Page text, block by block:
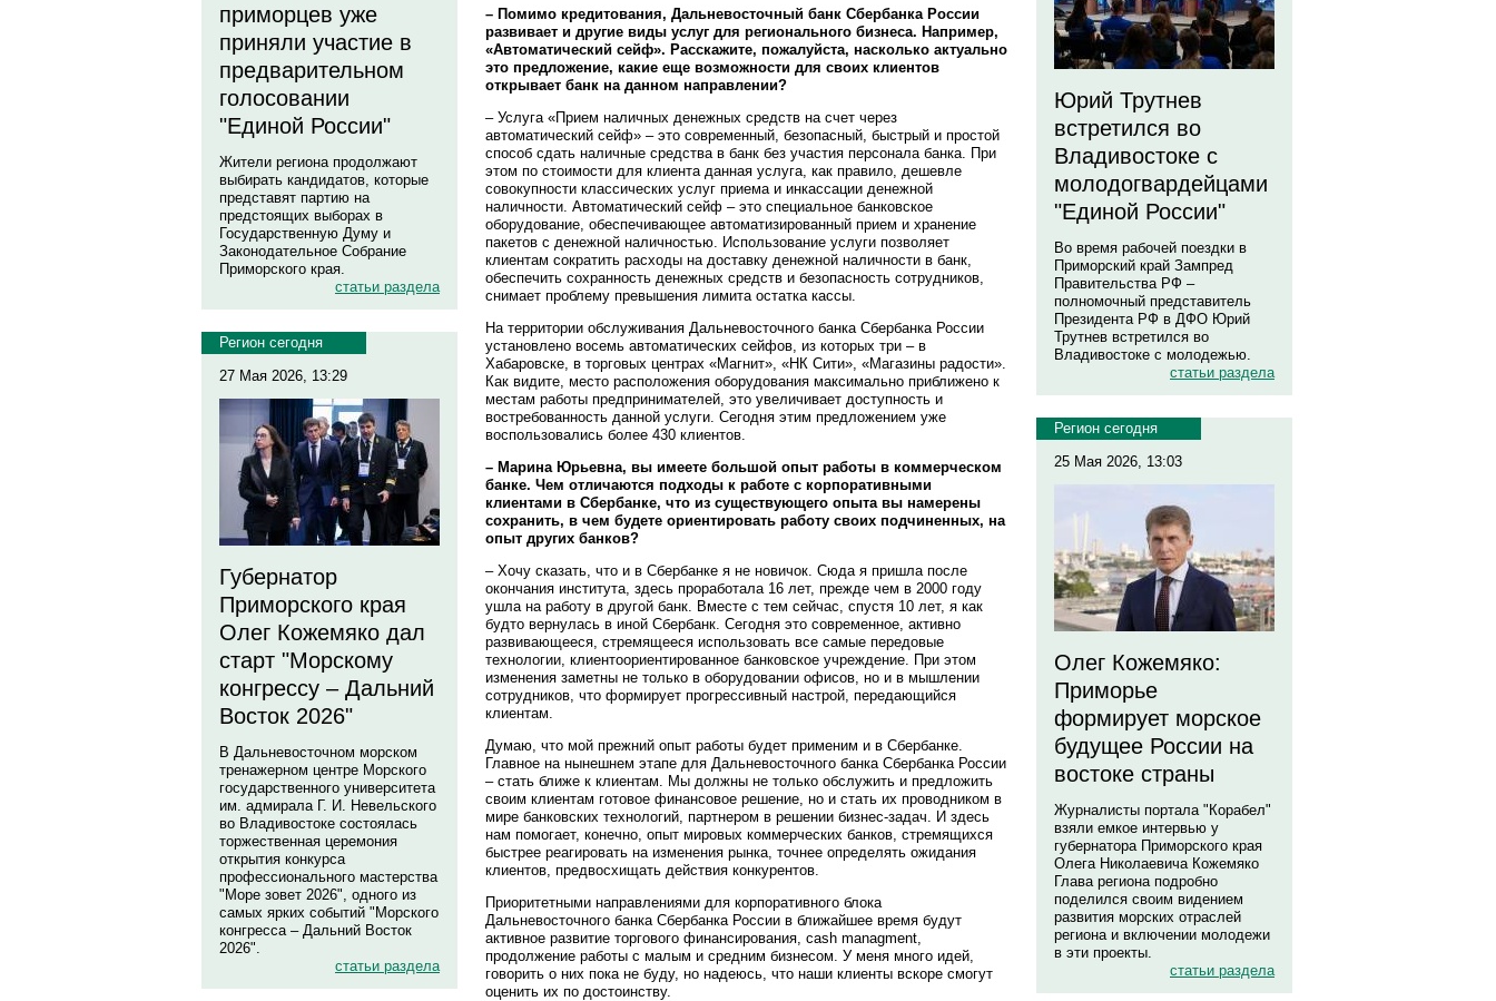
приморцев уже
приняли участие в
предварительном
голосовании
"Единой России"
Жители региона продолжают
выбирать кандидатов, которые
представят партию на
предстоящих выборах в
Государственную Думу и
Законодательное Собрание
Приморского края.
статьи раздела
Регион сегодня
27 Мая 2026, 13:29
Губернатор
Приморского края
Олег Кожемяко дал
старт "Морскому
конгрессу – Дальний
Восток 2026"
В Дальневосточном морском
тренажерном центре Морского
государственного университета
им. адмирала Г. И. Невельского
во Владивостоке состоялась
торжественная церемония
открытия конкурса
профессионального мастерства
"Море зовет 2026", одного из
самых ярких событий "Морского
конгресса – Дальний Восток
2026".
статьи раздела
– Помимо кредитования, Дальневосточный банк Сбербанка России
развивает и другие виды услуг для регионального бизнеса. Например,
«Автоматический сейф». Расскажите, пожалуйста, насколько актуально
это предложение, какие еще возможности для своих клиентов
открывает банк на данном направлении?
– Услуга «Прием наличных денежных средств на счет через
автоматический сейф» – это современный, безопасный, быстрый и простой
способ сдать наличные средства в банк без участия персонала банка. При
этом по стоимости для клиента данная услуга, как правило, дешевле
совокупности классических услуг приема и инкассации денежной
наличности. Автоматический сейф – это специальное банковское
оборудование, обеспечивающее автоматизированный прием и хранение
пакетов с денежной наличностью. Использование услуги позволяет
клиентам сократить расходы на доставку денежной наличности в банк,
обеспечить сохранность денежных средств и безопасность сотрудников,
снимает проблему превышения лимита остатка кассы.
На территории обслуживания Дальневосточного банка Сбербанка России
установлено восемь автоматических сейфов, из которых три – в
Хабаровске, в торговых центрах «Магнит», «НК Сити», «Магазины радости».
Как видите, место расположения оборудования максимально приближено к
местам работы предпринимателей, это увеличивает доступность и
востребованность данной услуги. Сегодня этим предложением уже
воспользовались более 430 клиентов.
– Марина Юрьевна, вы имеете большой опыт работы в коммерческом
банке. Чем отличаются подходы к работе с корпоративными
клиентами в Сбербанке, что из существующего опыта вы намерены
сохранить, в чем будете ориентировать работу своих подчиненных, на
опыт других банков?
– Хочу сказать, что и в Сбербанке я не новичок. Сюда я пришла после
окончания института, здесь проработала 16 лет, прежде чем в 2000 году
ушла на работу в другой банк. Вместе с тем сейчас, спустя 10 лет, я как
будто вернулась в иной Сбербанк. Сегодня это современное, активно
развивающееся, стремящееся использовать все самые передовые
технологии, клиентоориентированное банковское учреждение. При этом
изменения заметны не только в оборудовании офисов, но и в мышлении
сотрудников, что формирует прогрессивный настрой, передающийся
клиентам.
Думаю, что мой прежний опыт работы будет применим и в Сбербанке.
Главное на нынешнем этапе для Дальневосточного банка Сбербанка России
– стать ближе к клиентам. Мы должны не только обслужить и предложить
своим клиентам готовое финансовое решение, но и стать их проводником в
мире банковских технологий, партнером в решении бизнес-задач. И здесь
нам помогает, конечно, опыт мировых коммерческих банков, стремящихся
быстрее реагировать на изменения рынка, точнее определять ожидания
клиентов, предвосхищать действия конкурентов.
Приоритетными направлениями для корпоративного блока
Дальневосточного банка Сбербанка России в ближайшее время будут
активное развитие торгового финансирования, cash managment,
продолжение работы с малым и средним бизнесом. У меня много идей,
говорить о них пока не буду, но надеюсь, что наши клиенты вскоре смогут
оценить их по достоинству.
Юрий Трутнев
встретился во
Владивостоке с
молодогвардейцами
"Единой России"
Во время рабочей поездки в
Приморский край Зампред
Правительства РФ –
полномочный представитель
Президента РФ в ДФО Юрий
Трутнев встретился во
Владивостоке с молодежью.
статьи раздела
Регион сегодня
25 Мая 2026, 13:03
Олег Кожемяко:
Приморье
формирует морское
будущее России на
востоке страны
Журналисты портала "Корабел"
взяли емкое интервью у
губернатора Приморского края
Олега Николаевича Кожемяко
Глава региона подробно
поделился своим видением
развития морских отраслей
региона и включении молодежи
в эти проекты.
статьи раздела